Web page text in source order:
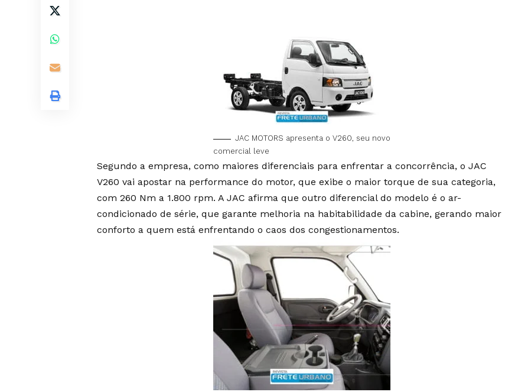
JAC MOTORS apresenta o V260, seu novo
comercial leve
Segundo a empresa, como maiores diferenciais para enfrentar a concorrência, o JAC
V260 vai apostar na performance do motor, que exibe o maior torque de sua categoria,
com 260 Nm a 1.800 rpm. A JAC afirma que outro diferencial do modelo é o ar-
condicionado de série, que garante melhoria na habitabilidade da cabine, gerando maior
conforto a quem está enfrentando o caos dos congestionamentos.